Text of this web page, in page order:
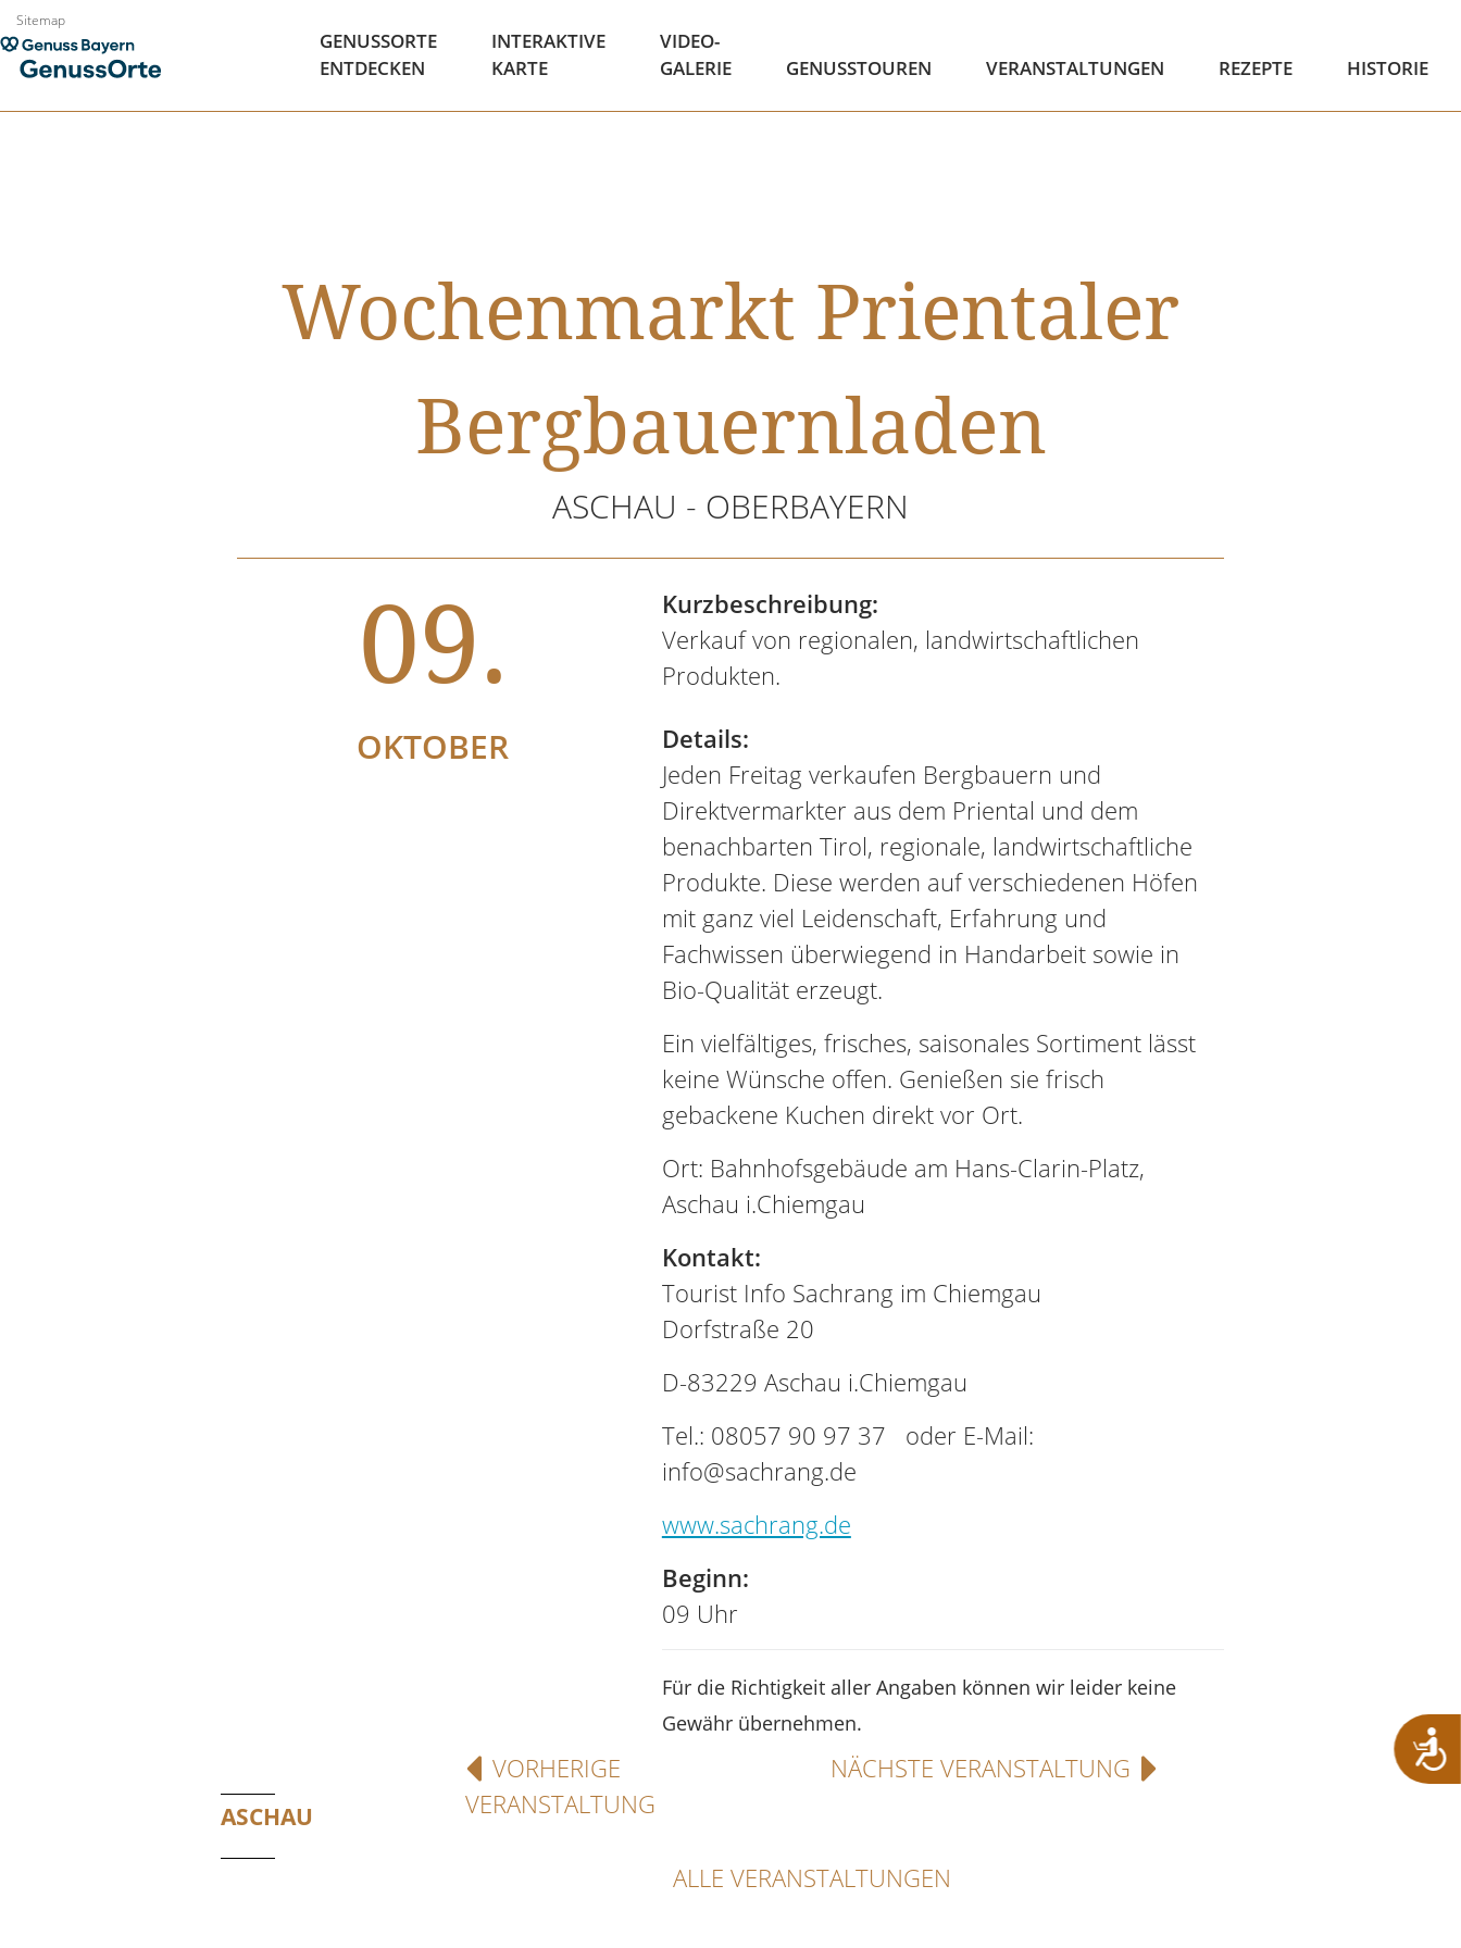
Zum
Inhalt
springen
Sitemap
GENUSSORTE
ENTDECKEN
INTERAKTIVE
KARTE
VIDEO-
GALERIE
GENUSSTOUREN VERANSTALTUNGEN REZEPTE HISTORIE
Wochenmarkt Prientaler
Bergbauernladen
ASCHAU - OBERBAYERN
09.
OKTOBER
Kurzbeschreibung:
Verkauf von regionalen, landwirtschaftlichen
Produkten.
Details:
Jeden Freitag verkaufen Bergbauern und
Direktvermarkter aus dem Priental und dem
benachbarten Tirol, regionale, landwirtschaftliche
Produkte. Diese werden auf verschiedenen Höfen
mit ganz viel Leidenschaft, Erfahrung und
Fachwissen überwiegend in Handarbeit sowie in
Bio-Qualität erzeugt.
Ein vielfältiges, frisches, saisonales Sortiment lässt
keine Wünsche offen. Genießen sie frisch
gebackene Kuchen direkt vor Ort.
Ort: Bahnhofsgebäude am Hans-Clarin-Platz,
Aschau i.Chiemgau
Kontakt:
Tourist Info Sachrang im Chiemgau
Dorfstraße 20
D-83229 Aschau i.Chiemgau
Tel.: 08057 90 97 37 oder E-Mail:
info@sachrang.de
www.sachrang.de
Beginn:
09 Uhr
Für die Richtigkeit aller Angaben können wir leider keine
Gewähr übernehmen.
ASCHAU
VORHERIGE
VERANSTALTUNG
NÄCHSTE VERANSTALTUNG
ALLE VERANSTALTUNGEN